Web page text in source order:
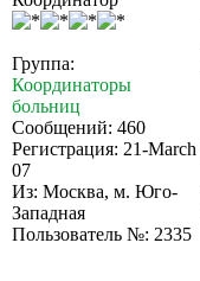
Группа:
Координаторы
больниц
Сообщений: 460
Регистрация: 21-March
07
Из: Москва, м. Юго-
Западная
Пользователь №: 2335